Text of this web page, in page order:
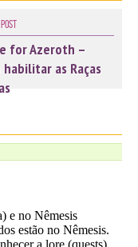
for Azeroth –
habilitar as Raças